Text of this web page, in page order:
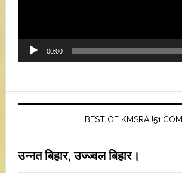
00:00
BEST OF KMSRAJ51.COM
उन्नत बिहार, उज्ज्वल बिहार।